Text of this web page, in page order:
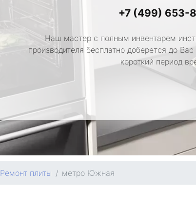
+7 (499) 653-
Наш мастер с полным инвентарем
производителя бесплатно доберется до
короткий период
Ремонт плиты метро Южная